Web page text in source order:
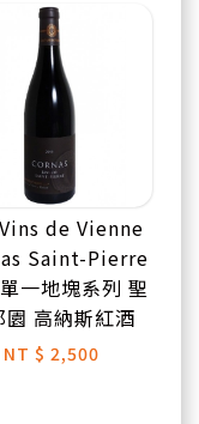
de Vienne
Saint-Pierre
一地塊系列 聖
園 高納斯紅酒
NT $ 2,500